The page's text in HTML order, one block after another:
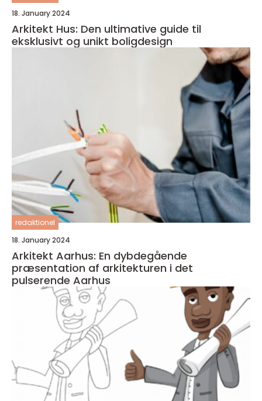
18. January 2024
Arkitekt Hus: Den ultimative guide til
eksklusivt og unikt boligdesign
redaktionel
18. January 2024
Arkitekt Aarhus: En dybdegående
præsentation af arkitekturen i det
pulserende Aarhus